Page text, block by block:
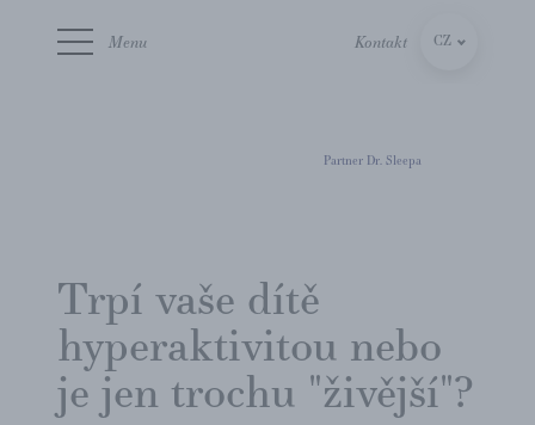
Menu Kontakt CZ
Partner Dr. Sleepa
Trpí vaše dítě
hyperaktivitou nebo
je jen trochu "živější"?